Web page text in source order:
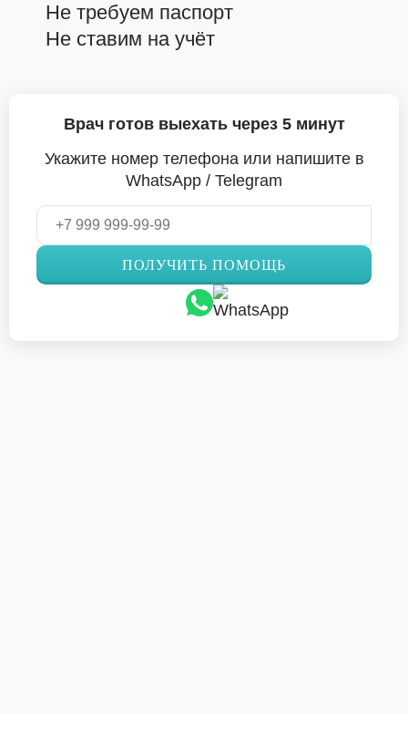
Не требуем паспорт
Не ставим на учёт
Врач готов выехать через 5 минут
Укажите номер телефона или напишите в
WhatsApp / Telegram
ПОЛУЧИТЬ ПОМОЩЬ